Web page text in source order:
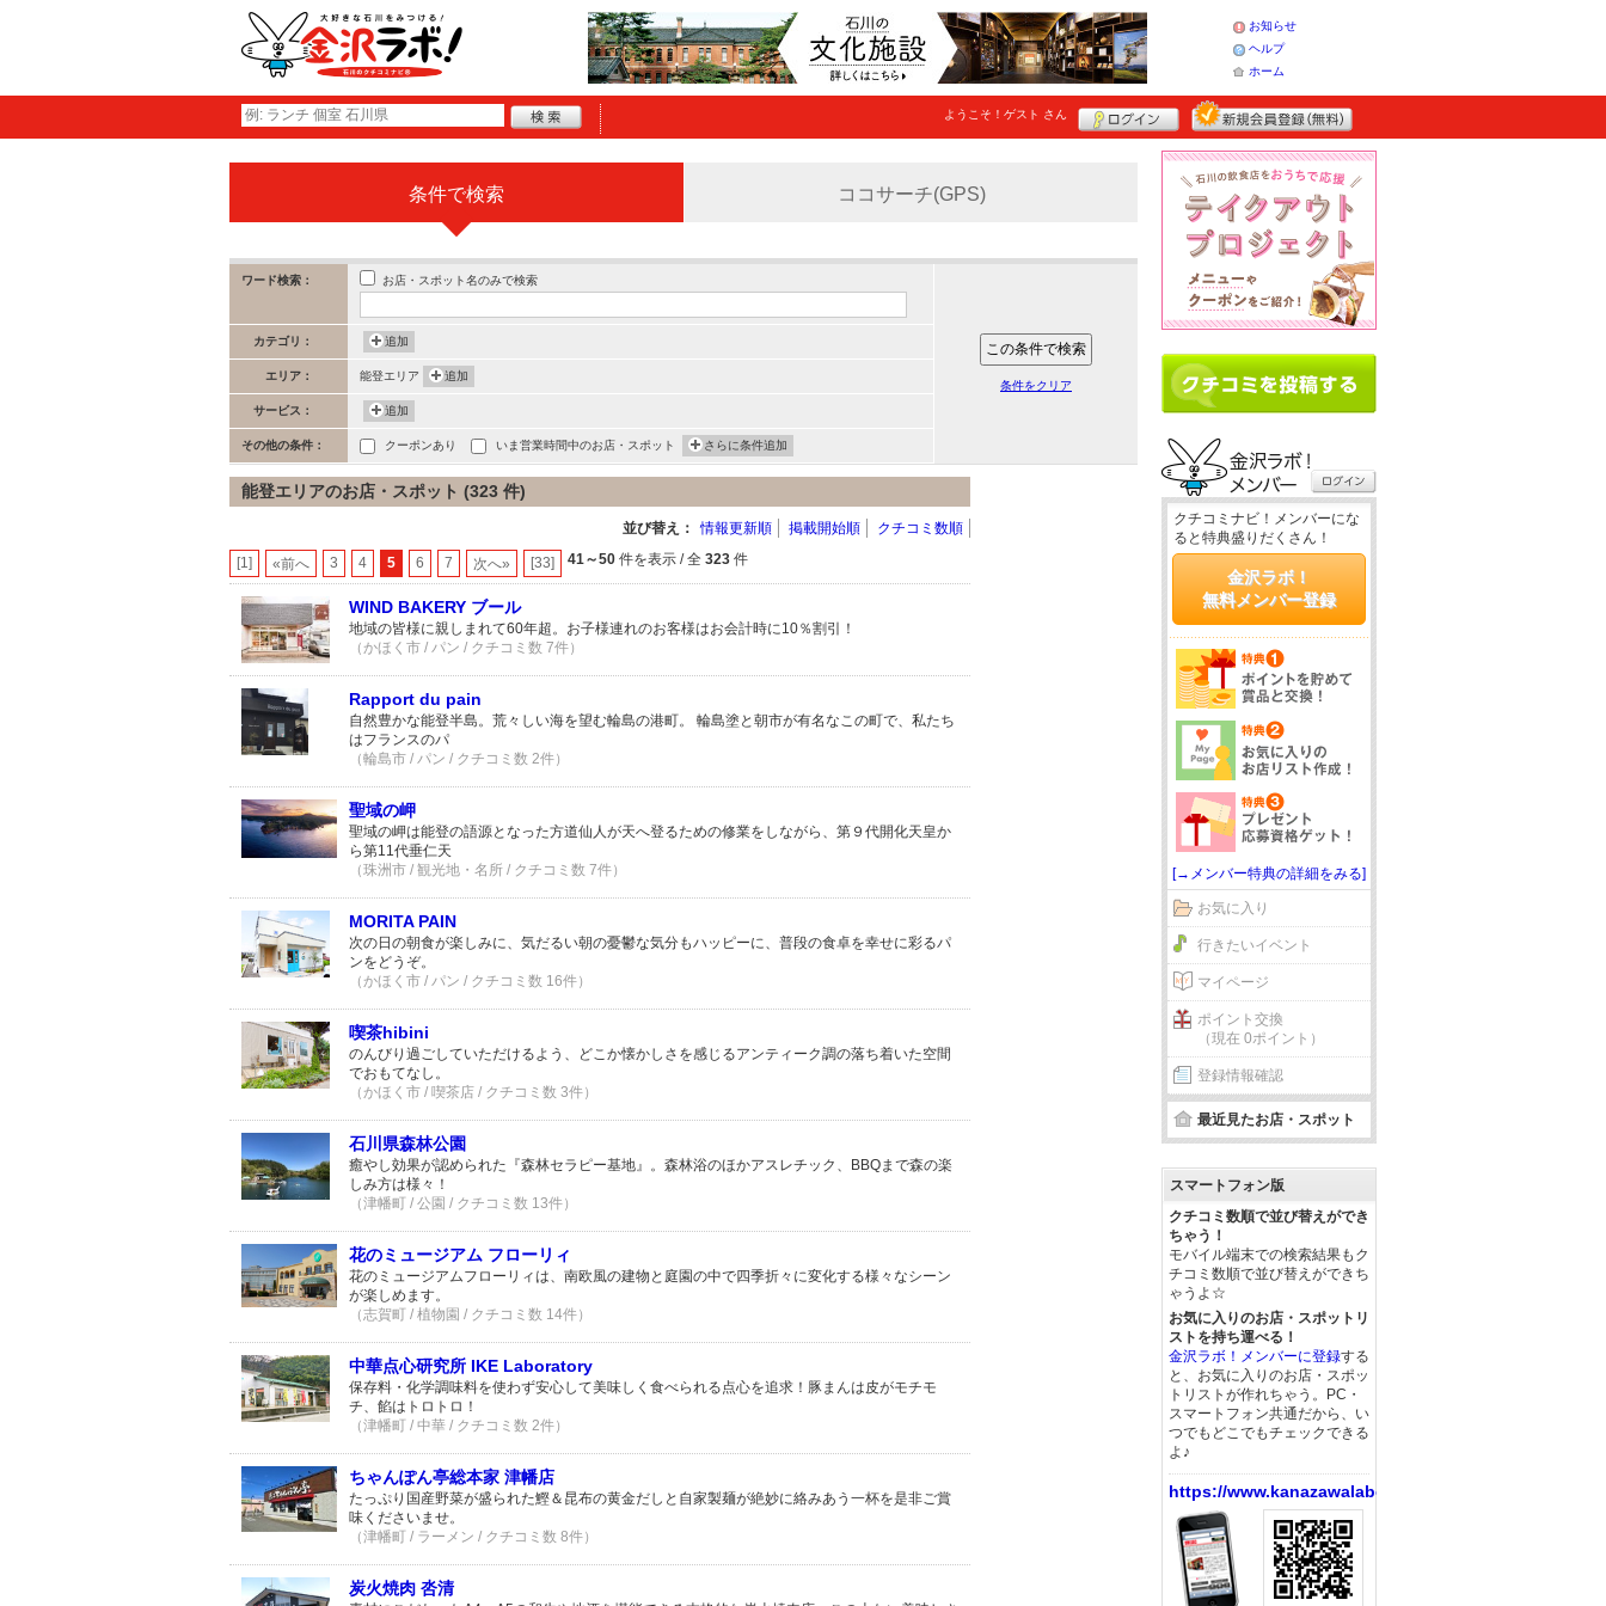
お知らせ
ヘルプ
ホーム
ようこそ！ ゲスト さん
条件で検索 ココサーチ(GPS)
ワード検索： お店・スポット名のみで検索
カテゴリ： 追加
エリア： 能登エリア 追加
サービス： 追加
その他の条件： クーポンあり いま営業時間中のお店・スポット さらに条件追加
条件をクリア
能登エリアのお店・スポット (323 件)
並び替え： 情報更新順 掲載開始順 クチコミ数順
[1] «前へ 3 4 5 6 7 次へ» [33] 41～50 件を表示 / 全 323 件
WIND BAKERY ブール
地域の皆様に親しまれて60年超。お子様連れのお客様はお会計時に10％割引！
（かほく市 / パン / クチコミ数 7件）
Rapport du pain
自然豊かな能登半島。荒々しい海を望む輪島の港町。 輪島塗と朝市が有名なこの町で、私たち
はフランスのパ
（輪島市 / パン / クチコミ数 2件）
聖域の岬
聖域の岬は能登の語源となった方道仙人が天へ登るための修業をしながら、第９代開化天皇か
ら第11代垂仁天
（珠洲市 / 観光地・名所 / クチコミ数 7件）
MORITA PAIN
次の日の朝食が楽しみに、気だるい朝の憂鬱な気分もハッピーに、普段の食卓を幸せに彩るパ
ンをどうぞ。
（かほく市 / パン / クチコミ数 16件）
喫茶hibini
のんびり過ごしていただけるよう、どこか懐かしさを感じるアンティーク調の落ち着いた空間
でおもてなし。
（かほく市 / 喫茶店 / クチコミ数 3件）
石川県森林公園
癒やし効果が認められた『森林セラピー基地』。森林浴のほかアスレチック、BBQまで森の楽
しみ方は様々！
（津幡町 / 公園 / クチコミ数 13件）
花のミュージアム フローリィ
花のミュージアムフローリィは、南欧風の建物と庭園の中で四季折々に変化する様々なシーン
が楽しめます。
（志賀町 / 植物園 / クチコミ数 14件）
中華点心研究所 IKE Laboratory
保存料・化学調味料を使わず安心して美味しく食べられる点心を追求！豚まんは皮がモチモ
チ、餡はトロトロ！
（津幡町 / 中華 / クチコミ数 2件）
ちゃんぽん亭総本家 津幡店
たっぷり国産野菜が盛られた鰹＆昆布の黄金だしと自家製麺が絶妙に絡みあう一杯を是非ご賞
味くださいませ。
（津幡町 / ラーメン / クチコミ数 8件）
炭火焼肉 呇清
クチコミナビ！メンバーにな
ると特典盛りだくさん！
金沢ラボ！
無料メンバー登録
[→メンバー特典の詳細をみる]
お気に入り
行きたいイベント
マイページ
ポイント交換
（現在 0ポイント）
登録情報確認
最近見たお店・スポット
スマートフォン版
クチコミ数順で並び替えができ
ちゃう！
モバイル端末での検索結果もク
チコミ数順で並び替えができち
ゃうよ☆
お気に入りのお店・スポットリ
ストを持ち運べる！
金沢ラボ！メンバーに登録する
と、お気に入りのお店・スポッ
トリストが作れちゃう。PC・
スマートフォン共通だから、い
つでもどこでもチェックできる
よ♪
https://www.kanazawalabo.net/